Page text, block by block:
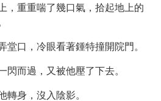
，重重喘了幾口氣，拾起地上的
堂口，冷眼看著鍾特撞開院門。
閃而過，又被他壓了下去。
轉身，沒入陰影。